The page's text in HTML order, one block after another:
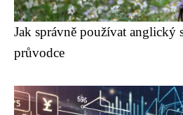
Jak správně používat
průvodce